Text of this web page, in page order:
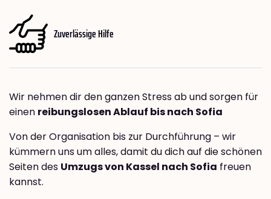
Zuverlässige Hilfe
Wir nehmen dir den ganzen Stress ab und sorgen für
einen reibungslosen Ablauf bis nach Sofia
Von der Organisation bis zur Durchführung – wir
kümmern uns um alles, damit du dich auf die schönen
Seiten des Umzugs von Kassel nach Sofia freuen
kannst.